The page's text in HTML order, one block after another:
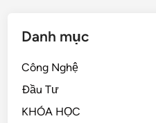
Danh mục
Công Nghệ
Đầu Tư
KHÓA HỌC